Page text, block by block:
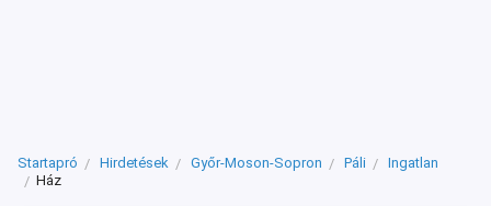
Startapró Hirdetések Győr-Moson-Sopron Páli
Ingatlan
Ház